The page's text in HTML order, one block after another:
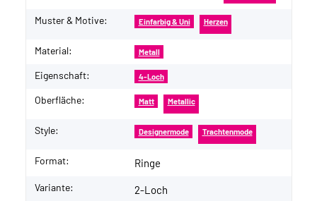
Muster & Motive: Einfarbig & Uni Herzen
Material: Metall
Eigenschaft: 4-Loch
Oberfläche: Matt Metallic
Style: Designermode Trachtenmode
Format: Ringe
Variante: 2-Loch